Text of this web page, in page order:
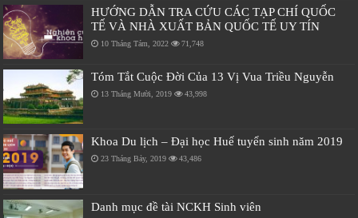
HƯỚNG DẪN TRA CỨU CÁC TẠP CHÍ QUỐC
TẾ VÀ NHÀ XUẤT BẢN QUỐC TẾ UY TÍN
10 Tháng Tám, 2022 71,748
Tóm Tắt Cuộc Đời Của 13 Vị Vua Triều Nguyễn
13 Tháng Mười, 2019 43,998
Khoa Du lịch – Đại học Huế tuyển sinh năm 2019
23 Tháng Bảy, 2019 43,486
Danh mục đề tài NCKH Sinh viên